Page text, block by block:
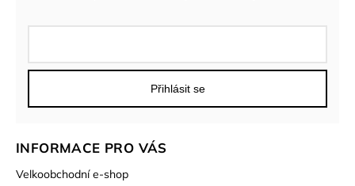
INFORMACE PRO VÁS
Velkoobchodní e-shop
Přihlásit se